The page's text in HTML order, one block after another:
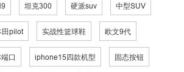
坦克300 硬派suv 中型SUV
田pilot 实战性篮球鞋 欧文9代
口 iphone15四款机型 固态按钮